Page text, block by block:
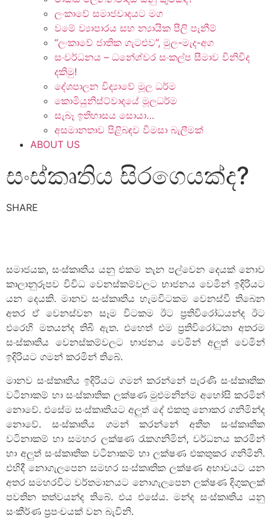
ලංකාවේ සමාජවාදයට මග
වමේ ව්‍යාපාරය සහ න්‍යායික පීලි පැනීම්
“ලංකාවේ ජාතික ගැටළුව”, මුල-මැද-අග
සංවර්ධනය – ධනේශ්වර සංකල්ප සීමාව විනිවිද
දකිමු!
දේශපාලන විද්‍යාවේ මූල ධර්ම
කොමියුනිස්ට්වාදයේ මූලධර්ම
සැබෑ ඉතිහාසය සොයා…
අසමානතාව පිළිබඳව විමසා බැලීමක්
ABOUT US
සංස්කෘතිය සිරගෙයක්ද?
SHARE
සමාජයක, සංස්කෘතිය යනු එකම තැන පල්වෙන දෙයක් නොව
කාලානුරූපව විවිධ වෙනස්කම්වලට භාජනය වෙමින් ඉදිරියට
යන දෙයකි. මානව සංස්කෘතිය හැමවිටකම වෙනස්වී තිබෙන
අතර ඒ වෙනස්වන සෑම විටකම ඊට ප්‍රතිවිරෝධයන්ද ඊට
එරෙහි මතයන්ද තිබී ඇත. එහෙත් එම ප්‍රතිවිරෝධතා අතරම
සංස්කෘතිය වෙනස්කම්වලට භාජනය වෙමින් අලුත් වෙමින්
ඉදිරියට ගමන් කරමින් තිබේ.
මානව සංස්කෘතිය ඉදිරියට ගමන් කරන්නේ පැරණි සංස්කෘතික
වටිනාකම් හා සංස්කාතික ලක්ෂණ මුළුමනින්ම අහෝසි කරමින්
නොවේ. එසේම සංස්කෘතියට අලුත් දේ එකතු නොකර ගනිමින්ද
නොවේ. සංස්කෘතිය ගමන් කරන්නේ අතීත සංස්කෘතික
වටිනාකම් හා සමහර ලක්ෂණ රැකගනිමින්, වර්ධනය කරමින්
හා අලුත් සංස්කෘතික වටිනාකම් හා ලක්ෂණ එකතුකර ගනිමිනි.
එහිදී නොගැලපෙන සමහර සංස්කෘතික ලක්ෂණ අභාවයට යන
අතර සමහරවිට වර්තමානයට නොගැලපෙන ලක්ෂණ දිගුකලක්
පවතින තත්වයන්ද තිබේ. එය එසේය. මන්ද සංස්කෘතිය යනු
සංකීර්ණ ප්‍රපංචයක් වන බැවිනි.